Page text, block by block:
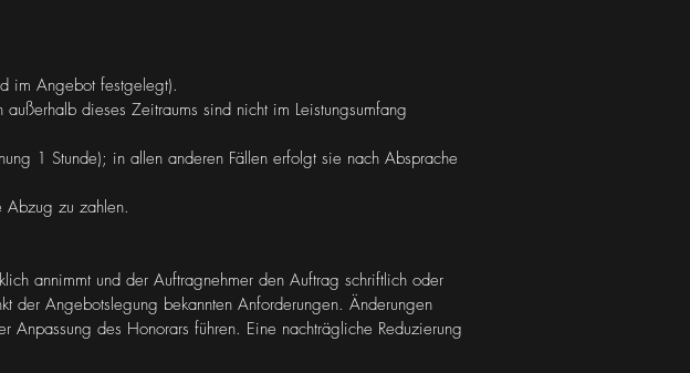
im Angebot festgelegt).
dieses Zeitraums sind nicht im Leistungsumfang
1 Stunde); in allen anderen Fällen erfolgt sie nach Absprache
Abzug zu zahlen.
annimmt und der Auftragnehmer den Auftrag schriftlich oder
der Angebotslegung bekannten Anforderungen. Änderungen
Anpassung des Honorars führen. Eine nachträgliche Reduzierung